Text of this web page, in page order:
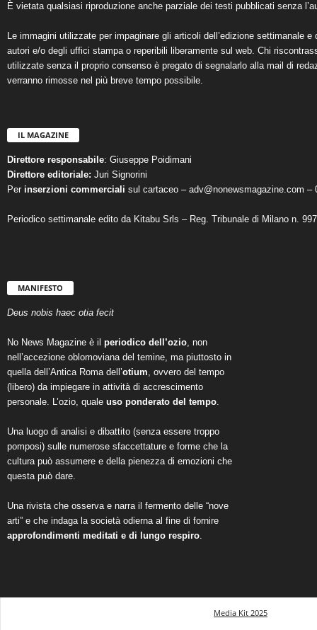
È vietata qualsiasi riproduzione anche parziale dei testi pubblicati senza
Le immagini utilizzate per impaginare gli articoli dell’edizione settimanale
autori e/o degli uffici stampa o reperibili liberamente sul web. Chi
utilizzate senza il proprio consenso è pregato di segnalarlo alla mail di
verranno rimosse nel più breve tempo possibile.
IL MAGAZINE
Direttore responsabile: Giuseppe Poidimani
Direttore editoriale: Juri Signorini
Per inserzioni commerciali sul cartaceo – adv@nonewsmagazine.com –
Periodico settimanale edito da Kitabu Srls – Reg. Tribunale di Milano n.
MANIFESTO
Deus nobis haec otia fecit
No News Magazine è il periodico dell’ozio , non
nell’accezione oblomoviana del temine, ma piuttosto in
quella dell’Antica Roma dell’otium , ovvero del tempo
(libero) da impiegare in attività di accrescimento
personale. L’ozio, quale uso ponderato del tempo
Una luogo di analisi e dibattito (senza essere troppo
pomposi) sulle numerose sfaccettature e forme che la
cultura può assumere e della pienezza di emozioni che
questa può dare.
Una rivista che osserva e narra il fermento delle “nove
arti” e che indaga la società odierna al fine di fornire
approfondimenti meditati e di lungo respiro
Media Kit 2025